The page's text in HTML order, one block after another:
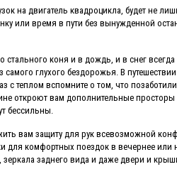
на двигатель квадроцикла, будет не
или время в пути без вынужденной
коня и в дождь, и в снег
глухого бездорожья. В
с теплом вспомните о том, что
откроют вам дополнительные
бессильны.
вам защиту для рук всевозможной
для комфортных поездок в вечернее или
заднего вида и даже двери и